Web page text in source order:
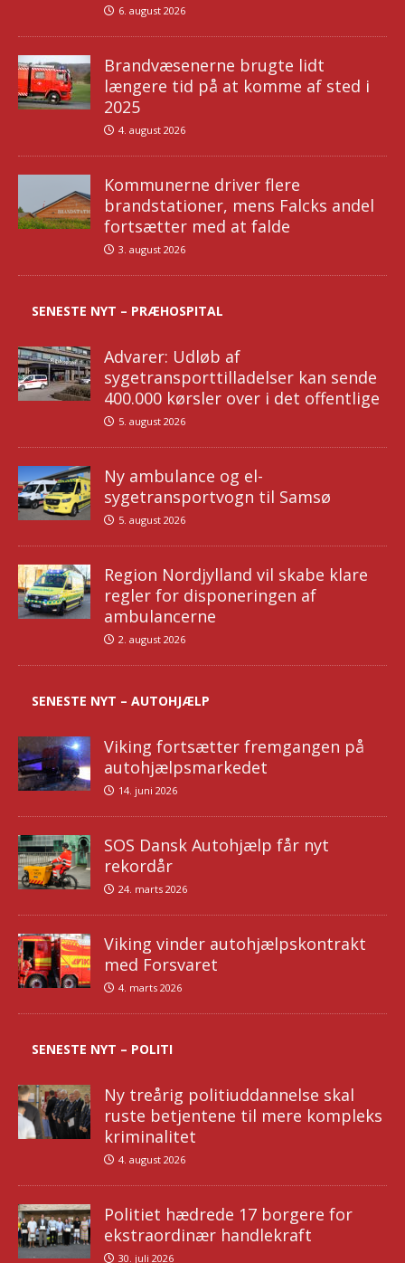
6. august 2026
Brandvæsenerne brugte lidt
længere tid på at komme af sted i
2025
4. august 2026
Kommunerne driver flere
brandstationer, mens Falcks andel
fortsætter med at falde
3. august 2026
SENESTE NYT – PRÆHOSPITAL
Advarer: Udløb af
sygetransporttilladelser kan sende
400.000 kørsler over i det offentlige
5. august 2026
Ny ambulance og el-
sygetransportvogn til Samsø
5. august 2026
Region Nordjylland vil skabe klare
regler for disponeringen af
ambulancerne
2. august 2026
SENESTE NYT – AUTOHJÆLP
Viking fortsætter fremgangen på
autohjælpsmarkedet
14. juni 2026
SOS Dansk Autohjælp får nyt
rekordår
24. marts 2026
Viking vinder autohjælpskontrakt
med Forsvaret
4. marts 2026
SENESTE NYT – POLITI
Ny treårig politiuddannelse skal
ruste betjentene til mere kompleks
kriminalitet
4. august 2026
Politiet hædrede 17 borgere for
ekstraordinær handlekraft
30. juli 2026